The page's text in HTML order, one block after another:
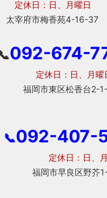
、月曜日
香苑4-16-37
092-674-
日：日、月曜
市東区松香台2-1-
📞092-407-
日：日、月
早良区野芥1-